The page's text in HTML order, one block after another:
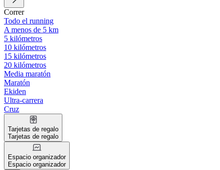
Correr
Todo el running
A menos de 5 km
5 kilómetros
10 kilómetros
15 kilómetros
20 kilómetros
Media maratón
Maratón
Ekiden
Ultra-carrera
Cruz
Tarjetas de regalo
Tarjetas de regalo
Espacio organizador
Espacio organizador